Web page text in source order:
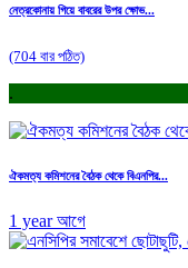
নেত্রকোনায় গিয়ে বাবরের উপর ক্ষোভ...
(704 বার পঠিত)
.
ঐকমত্য কমিশনের বৈঠক থেকে বিএনপির...
1 year আগে